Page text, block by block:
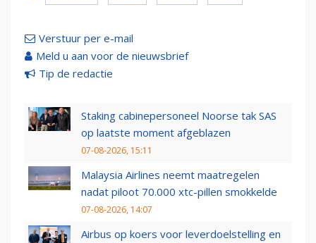
Verstuur per e-mail
Meld u aan voor de nieuwsbrief
Tip de redactie
Staking cabinepersoneel Noorse tak SAS
op laatste moment afgeblazen
07-08-2026, 15:11
Malaysia Airlines neemt maatregelen
nadat piloot 70.000 xtc-pillen smokkelde
07-08-2026, 14:07
Airbus op koers voor leverdoelstelling en